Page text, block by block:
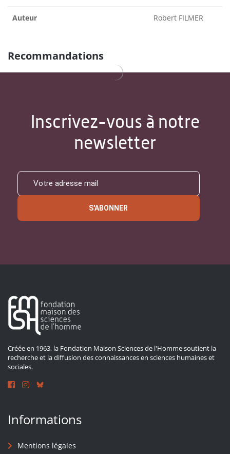
Auteur Robert FILMER
Recommandations
Inscrivez-vous à notre
newsletter
S'ABONNER
Créée en 1963, la Fondation Maison Sciences de l'Homme soutient la
recherche et la diffusion des connaissances en sciences humaines et
sociales.
Informations
Mentions légales